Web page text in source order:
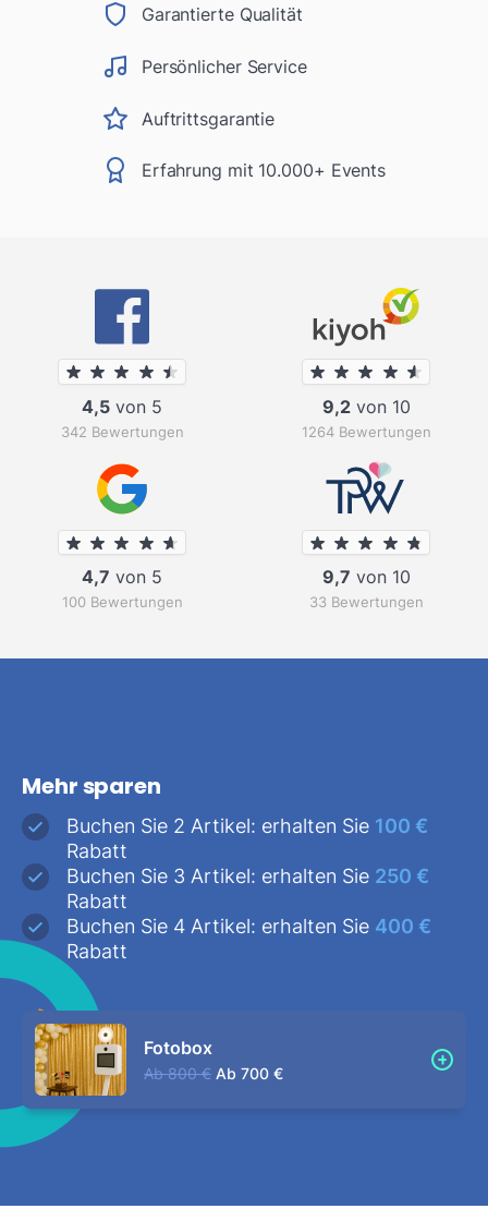
Garantierte Qualität
Persönlicher Service
Auftrittsgarantie
Erfahrung mit 10.000+ Events
4,5 von 5
342 Bewertungen
9,2von 10
1264 Bewertungen
4,7 von 5
100 Bewertungen
9,7 von 10
33 Bewertungen
Mehr sparen
Buchen Sie 2 Artikel: erhalten Sie 100 €
Rabatt
Buchen Sie 3 Artikel: erhalten Sie 250 €
Rabatt
Buchen Sie 4 Artikel: erhalten Sie 400 €
Rabatt
Fotobox
Ab 800 € Ab 700 €